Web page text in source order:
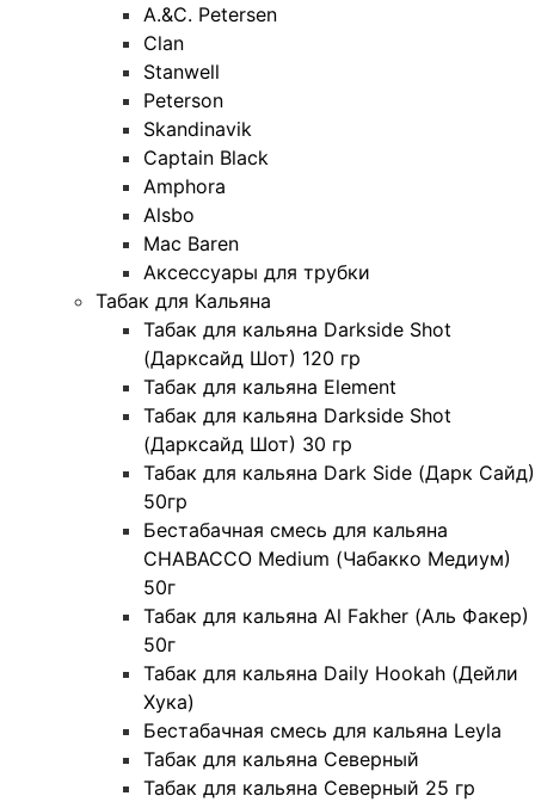
A.&C. Petersen
Clan
Stanwell
Peterson
Skandinavik
Captain Black
Amphora
Alsbo
Mac Baren
Аксессуары для трубки
Табак для Кальяна
Табак для кальяна Darkside Shot
(Дарксайд Шот) 120 гр
Табак для кальяна Element
Табак для кальяна Darkside Shot
(Дарксайд Шот) 30 гр
Табак для кальяна Dark Side (Дарк Сайд)
50гр
Бестабачная смесь для кальяна
CHABACCO Medium (Чабакко Медиум)
50г
Табак для кальяна Al Fakher (Аль Факер)
50г
Табак для кальяна Daily Hookah (Дейли
Хука)
Бестабачная смесь для кальяна Leyla
Табак для кальяна Северный
Табак для кальяна Северный 25 гр